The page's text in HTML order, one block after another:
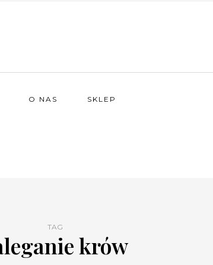
O NAS SKLEP
TAG
krów